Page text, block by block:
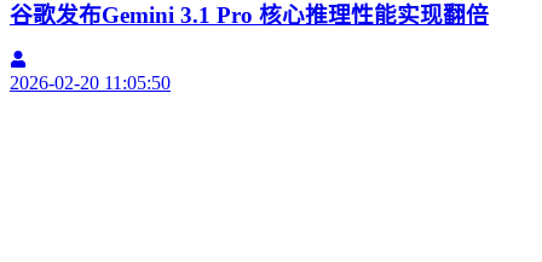
谷歌发布Gemini 3.1 Pro 核心推理性能实现翻倍
2026-02-20 11:05:50